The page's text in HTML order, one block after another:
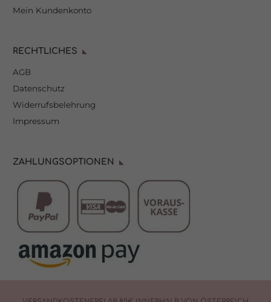
Mein Kundenkonto
RECHTLICHES
AGB
Datenschutz
Widerrufsbelehrung
Impressum
ZAHLUNGSOPTIONEN